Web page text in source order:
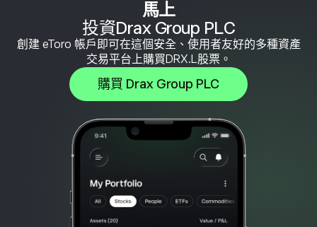
馬上
投資Drax Group PLC
創建 eToro 帳戶即可在這個安全、使用者友好的多種資產
交易平台上購買DRX.L股票。
購買 Drax Group PLC